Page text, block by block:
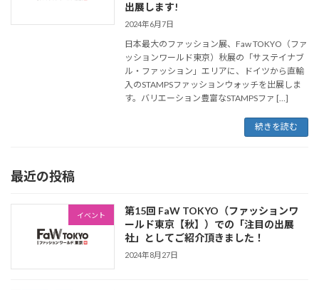
出展します!
2024年6月7日
日本最大のファッション展、Faw TOKYO（ファ
ッションワールド東京）秋展の「サステイナブ
ル・ファッション」エリアに、ドイツから直輸
入のSTAMPSファッションウォッチを出展しま
す。バリエーション豊富なSTAMPSファ […]
続きを読む
最近の投稿
イベント
第15回 FaW TOKYO（ファッションワ
ールド東京【秋】）での「注目の出展
社」としてご紹介頂きました！
2024年8月27日